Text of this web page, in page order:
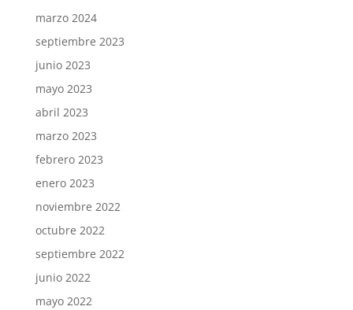
marzo 2024
septiembre 2023
junio 2023
mayo 2023
abril 2023
marzo 2023
febrero 2023
enero 2023
noviembre 2022
octubre 2022
septiembre 2022
junio 2022
mayo 2022